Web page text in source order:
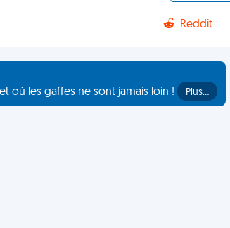
Reddit
où les gaffes ne sont jamais loin !
Plus…